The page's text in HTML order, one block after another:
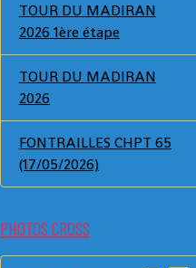
TOUR DU MADIRAN
2026 1ère étape
TOUR DU MADIRAN
2026
FONTRAILLES CHPT 65
(17/05/2026)
PHOTOS CROSS